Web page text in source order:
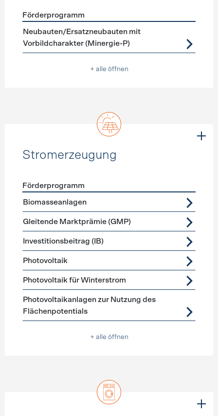
Förderprogramme Neubau
Förderprogramm
Neubauten/Ersatzneubauten mit
Vorbildcharakter (Minergie-P)
+ alle öffnen
Stromerzeugung
Förderprogramme
Förderprogramm
Biomasseanlagen
Gleitende Marktprämie (GMP)
Investitionsbeitrag (IB)
Photovoltaik
Photovoltaik für Winterstrom
Photovoltaikanlagen zur Nutzung des
Flächenpotentials
+ alle öffnen